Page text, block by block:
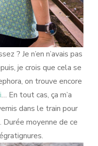
? Je n’en n’avais pas
je crois que cela se
on trouve encore
… En tout cas, ça m’a
dans le train pour
Durée moyenne de ce